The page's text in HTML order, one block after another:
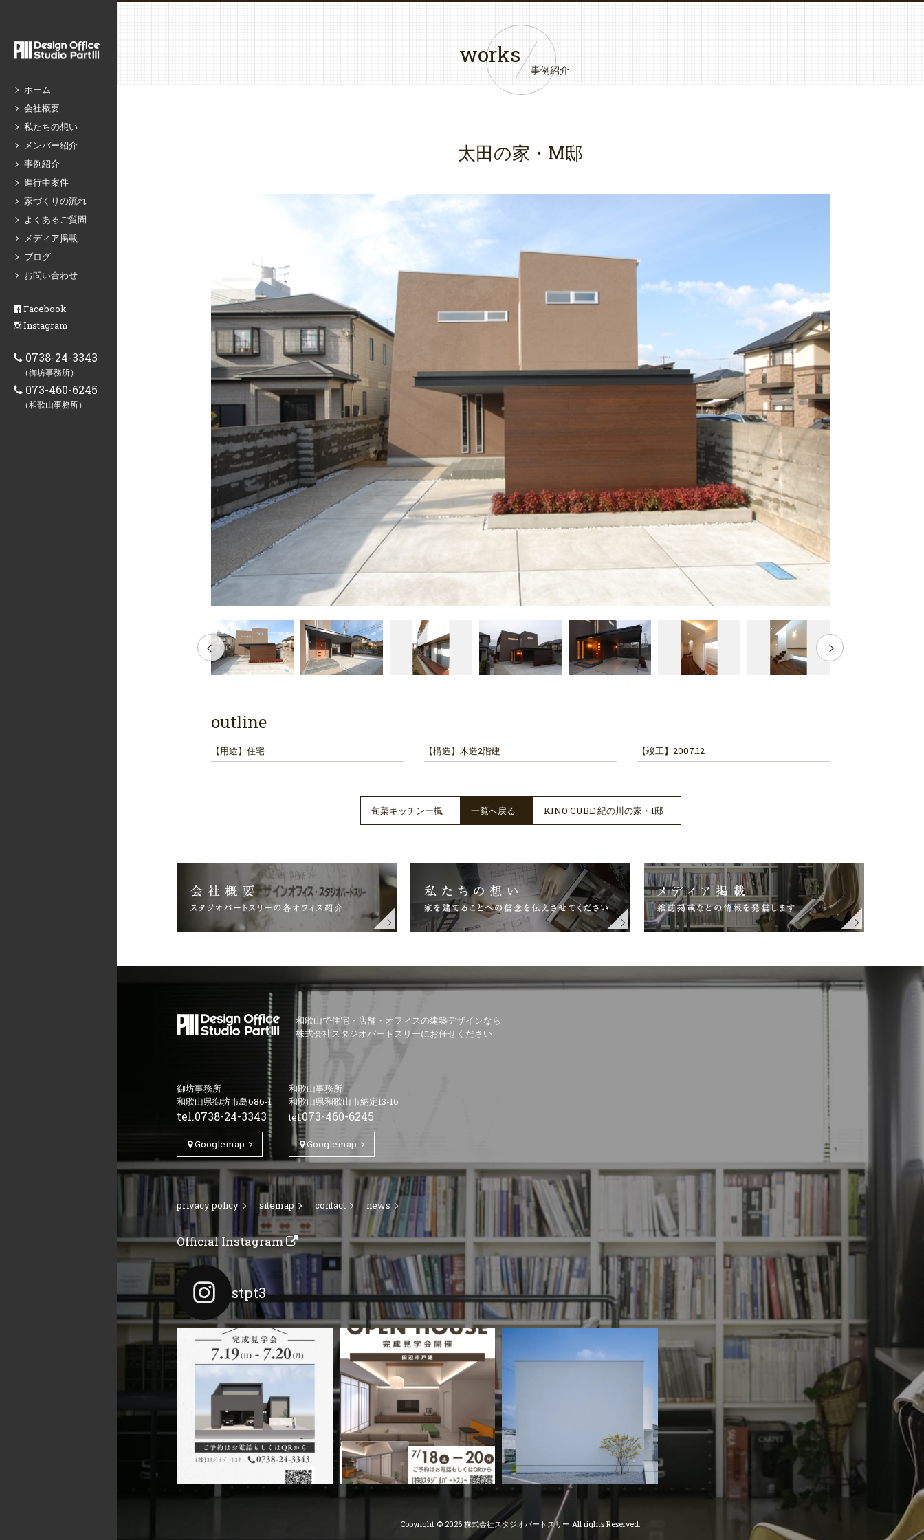
ホーム
会社概要
私たちの想い
メンバー紹介
事例紹介
進行中案件
家づくりの流れ
よくあるご質問
メディア掲載
ブログ
お問い合わせ
Facebook
Instagram
0738-24-3343
（御坊事務所）
073-460-6245
（和歌山事務所）
事例紹介
works
太田の家・M邸
outline
【用途】 住宅 【構造】 木造2階建 【竣工】 2007.12
旬菜キッチン一楓 一覧へ戻る KINO CUBE 紀の川の家・I邸
和歌山で住宅・店舗・オフィスの建築デザインなら
株式会社スタジオパートスリーにお任せください
御坊事務所
和歌山県御坊市島686-1
tel.0738-24-3343
Googlemap
和歌山事務所
和歌山県和歌山市納定13-16
tel.073-460-6245
Googlemap
privacy policy sitemap contact news
Official Instagram
stpt3
Copyright © 2026 株式会社スタジオパートスリー All rights Reserved.